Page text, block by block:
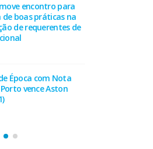
na Era
As Grandes
Força do QSP
Campeonato de
na final do Jamor